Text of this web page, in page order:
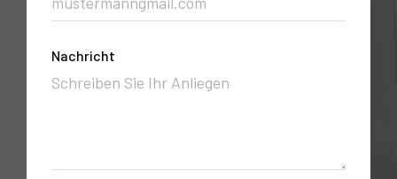
Nachricht